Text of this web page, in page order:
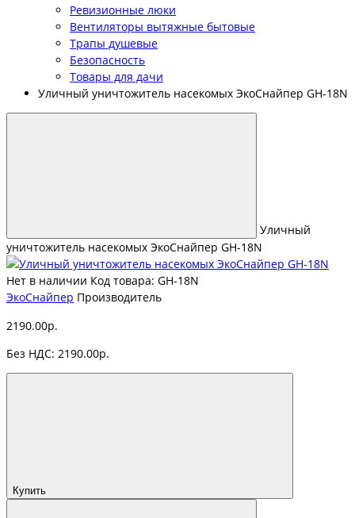
Ревизионные люки
Вентиляторы вытяжные бытовые
Трапы душевые
Безопасность
Товары для дачи
Уличный уничтожитель насекомых ЭкоСнайпер GH-18N
Уличный
уничтожитель насекомых ЭкоСнайпер GH-18N
Нет в наличии Код товара: GH-18N
ЭкоСнайпер Производитель
2190.00р.
Без НДС: 2190.00р.
Купить